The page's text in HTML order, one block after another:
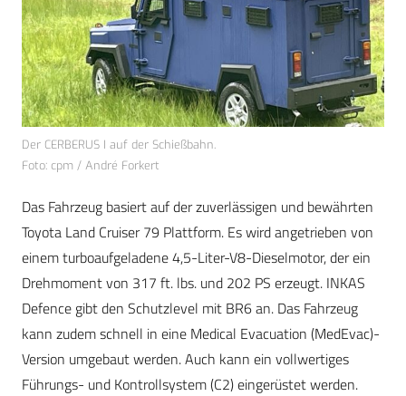
Der CERBERUS I auf der Schießbahn.
Foto: cpm / André Forkert
Das Fahrzeug basiert auf der zuverlässigen und bewährten
Toyota Land Cruiser 79 Plattform. Es wird angetrieben von
einem turboaufgeladene 4,5-Liter-V8-Dieselmotor, der ein
Drehmoment von 317 ft. lbs. und 202 PS erzeugt. INKAS
Defence gibt den Schutzlevel mit BR6 an. Das Fahrzeug
kann zudem schnell in eine Medical Evacuation (MedEvac)-
Version umgebaut werden. Auch kann ein vollwertiges
Führungs- und Kontrollsystem (C2) eingerüstet werden.